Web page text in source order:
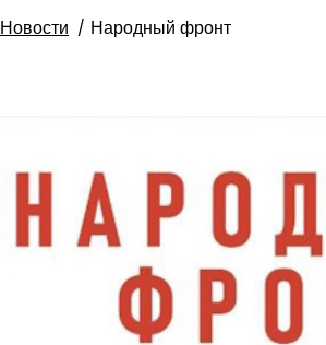
Новости
Народный фронт